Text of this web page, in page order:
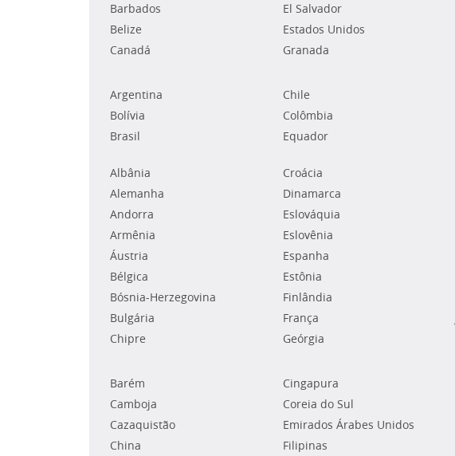
Barbados
Belize
Canadá
El Salvador
Estados Unidos
Granada
Argentina
Bolívia
Brasil
Chile
Colômbia
Equador
Albânia
Alemanha
Andorra
Armênia
Áustria
Bélgica
Bósnia-Herzegovina
Bulgária
Chipre
Croácia
Dinamarca
Eslováquia
Eslovênia
Espanha
Estônia
Finlândia
França
Geórgia
Barém
Camboja
Cazaquistão
China
Cingapura
Coreia do Sul
Emirados Árabes Unidos
Filipinas